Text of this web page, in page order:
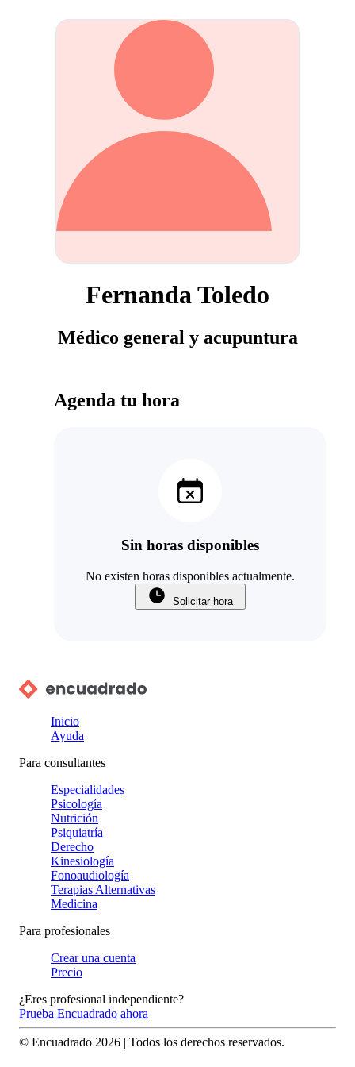
Fernanda Toledo
Médico general y acupuntura
Agenda tu hora
Sin horas disponibles
No existen horas disponibles actualmente.
Solicitar hora
Inicio
Ayuda
Para consultantes
Especialidades
Psicología
Nutrición
Psiquiatría
Derecho
Kinesiología
Fonoaudiología
Terapias Alternativas
Medicina
Para profesionales
Crear una cuenta
Precio
¿Eres profesional independiente?
Prueba Encuadrado ahora
© Encuadrado 2026 | Todos los derechos reservados.